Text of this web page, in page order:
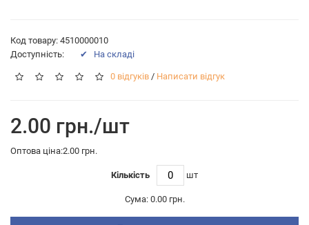
Код товару: 4510000010
Доступність:
✔ На складі
0 відгуків / Написати відгук
2.00 грн./шт
Оптова ціна:2.00 грн.
Кількість шт
Сума: 0.00 грн.